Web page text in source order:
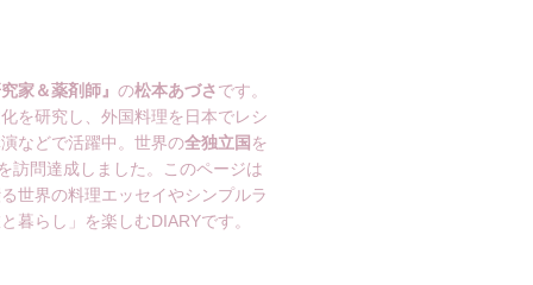
家＆薬剤師』 の松本あづさです。
を研究し、外国料理を日本でレシ
などで活躍中。世界の全独立国 を
を訪問達成しました。このページは
世界の料理エッセイやシンプルラ
暮らし」を楽しむDIARYです。